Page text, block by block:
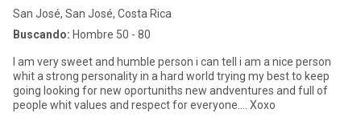
San José, San José, Costa Rica
Buscando: Hombre 50 - 80
I am very sweet and humble person i can tell i am a nice person
whit a strong personality in a hard world trying my best to keep
going looking for new oportuniths new andventures and full of
people whit values and respect for everyone.... Xoxo